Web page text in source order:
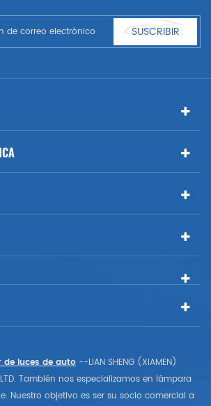
Benz, BMW
SUSCRIBIR
de luces de auto --LIAN SHENG (XIAMEN)
También nos especializamos en lámpara
Nuestro objetivo es ser su socio comercial a